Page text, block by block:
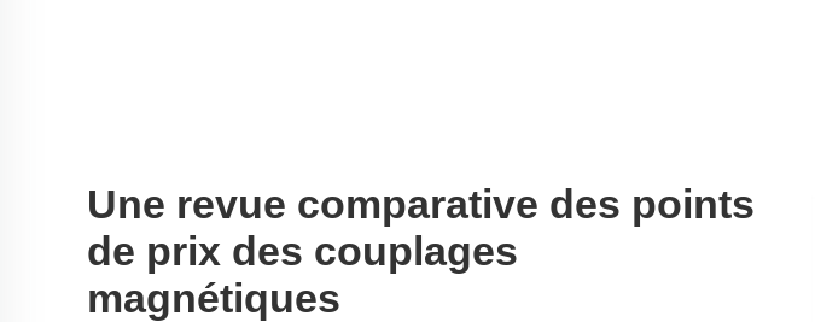
Une revue comparative des points
de prix des couplages
magnétiques